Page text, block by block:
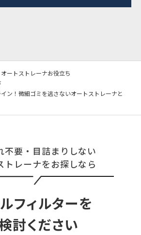
オートストレーナお役立ち
ン！微細ゴミを逃さないオートストレーナと
不要・目詰まりしない
トレーナをお探しなら
フィルターを
討ください